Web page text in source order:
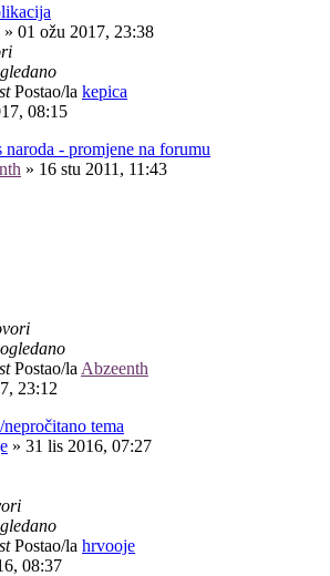
» 01 ožu 2017, 23:38
Postao/la kepica
08:15
- promjene na forumu
» 16 stu 2011, 11:43
Postao/la Abzeenth
23:12
tema
» 31 lis 2016, 07:27
Postao/la hrvooje
08:37